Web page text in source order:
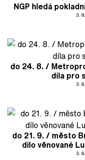
NGP hledá
3.
do 24. 8. /
díla pro
3.
do 21. 9. / město
dílo věnované
3.